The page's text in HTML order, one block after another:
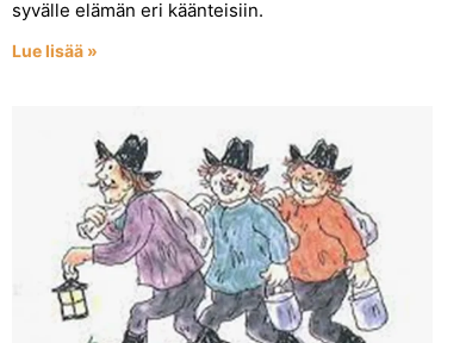
syvälle elämän eri käänteisiin.
Lue lisää »